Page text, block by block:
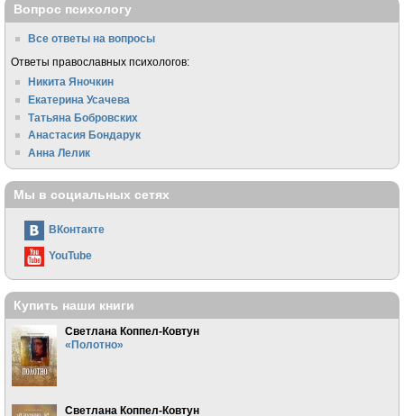
Вопрос психологу
Все ответы на вопросы
Ответы православных психологов:
Никита Яночкин
Екатерина Усачева
Татьяна Бобровских
Анастасия Бондарук
Анна Лелик
Мы в социальных сетях
ВКонтакте
YouTube
Купить наши книги
Светлана Коппел-Ковтун
«Полотно»
Светлана Коппел-Ковтун